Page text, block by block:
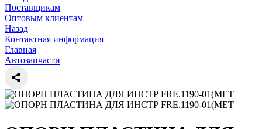
Поставщикам
Оптовым клиентам
Назад
Контактная информация
Главная
Автозапчасти